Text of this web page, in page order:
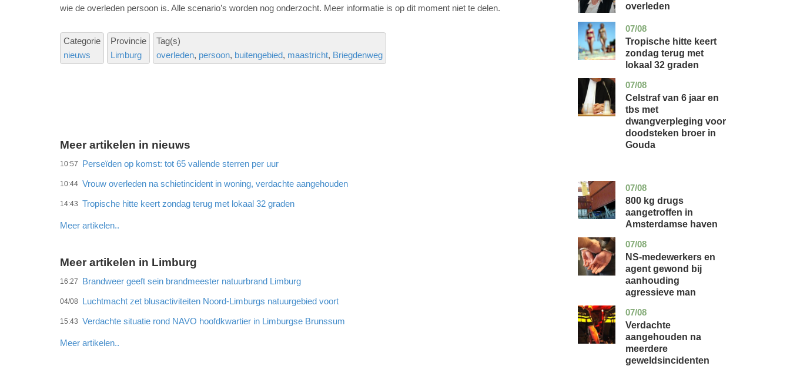
wie de overleden persoon is. Alle scenario’s worden nog onderzocht. Meer informatie is op dit moment niet te delen.
Categorie
nieuws
Provincie
Limburg
Tag(s)
overleden persoon buitengebied maastricht Briegdenweg
Meer artikelen in nieuws
10:57 Perseïden op komst: tot 65 vallende sterren per uur
10:44 Vrouw overleden na schietincident in woning, verdachte aangehouden
14:43 Tropische hitte keert zondag terug met lokaal 32 graden
Meer artikelen..
Meer artikelen in Limburg
16:27 Brandweer geeft sein brandmeester natuurbrand Limburg
04/08 Luchtmacht zet blusactiviteiten Noord-Limburgs natuurgebied voort
15:43 Verdachte situatie rond NAVO hoofdkwartier in Limburgse Brunssum
Meer artikelen..
overleden
07/08
utrecht
nieuws
Tropische hitte keert
zondag terug met
lokaal 32 graden
07/08
zuid-
holland
nieuws
Celstraf van 6 jaar en
tbs met
dwangverpleging voor
doodsteken broer in
Gouda
07/08
noord-
holland
nieuws
800 kg drugs
aangetroffen in
Amsterdamse haven
07/08
flevoland
nieuws
NS-medewerkers en
agent gewond bij
aanhouding
agressieve man
07/08
noord-
holland
nieuws
Verdachte
aangehouden na
meerdere
geweldsincidenten